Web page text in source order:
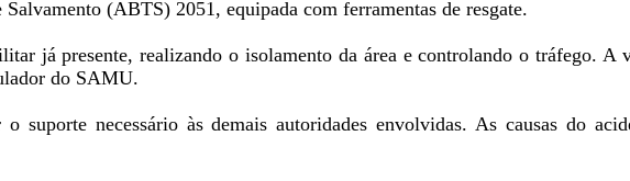
(ABTS) 2051, equipada com ferramentas de resgate.
já presente, realizando o isolamento da área e controlando o tráfego. A
do SAMU.
suporte necessário às demais autoridades envolvidas. As causas do